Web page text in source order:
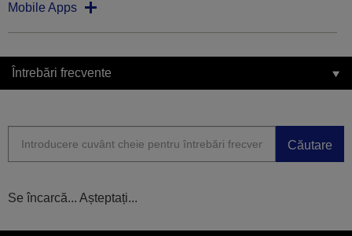
Mobile Apps
Întrebări frecvente
Căutare
Se încarcă... Așteptați...